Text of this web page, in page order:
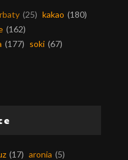
(25) kakao (180)
(162)
(177) soki (67)
(17) aronia (5)